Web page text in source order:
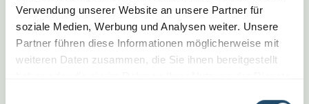
Verwendung unserer Website an unsere Partner für
soziale Medien, Werbung und Analysen weiter. Unsere
Partner führen diese Informationen möglicherweise mit
weiteren Daten zusammen, die Sie ihnen bereitgestellt
Gezielte Übungen verbessern Mobilität,
Haltung und Rumpfstabilität – angepasst an
deine körperlichen Bedürfnisse. Du entwickelst
eine Routine, die zu dir passt.